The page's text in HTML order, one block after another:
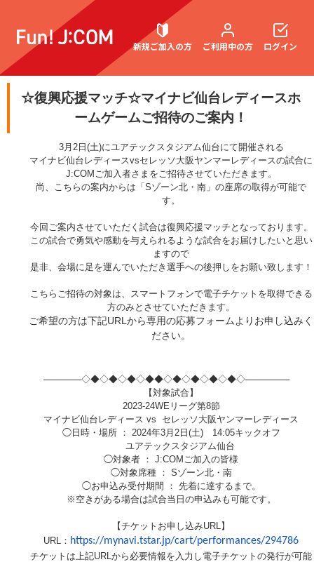
新規ご加入の方 ご利用中の方
契約内容確認・変更
お困りごと解決・よくあるご質問
ログイン
☆復興応援マッチ☆マイナビ仙台レディースホ
ームゲームご招待のご案内！
3月 2日(土)にユアテックスタジアム仙台にて開催される
マイナビ仙台レディースvsセレッソ大阪ヤンマーレディースの試合に
J:COMご加入者さま をご招待させていただきます。
尚、こちらの案内からは「Sゾーン北・南」の座席の取得が可能で
す。
今回ご案内させていただく試合は復興応援マッチとなっております。
この試合で勇気や感動を与えられるような試合をお届けしたいと思い
ますので
是非、会場に足を運んでいただき選手への後押しをお願い致します！
こちらご招待の対象は、スマートフォンで電子チケットを取得できる
方のみとさせていただきます。
ご希望の方は下記URL から専用の応募フォームよりお申し込みく
ださい。
──────◇◆◇◆◇◆◇◆◆◇◆◇◆◇◆◇◆◇───────
【対象試合】
2023-24WE リーグ第8節
マイナビ仙台レディース vs セレッソ大阪ヤンマーレディース
◯日時・場所 ：
2024年3月 2日(土) 14:05キックオフ
ユアテックスタジアム仙台
◯対象者 ： J:COMご加入 の皆様
◯対象席種 ： Sゾーン北・南
◯お申込み受付期間 ： 先着に達するまで。
※空きがある場合は試合当日の申込みも可能です。
【チケットお申し込みURL 】
URL ： https://mynavi.tstar.jp/cart/performances/294786
チケットは上記URL から必要情報を入力し電子チケットの発行が可能